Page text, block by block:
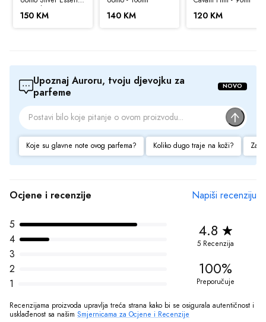
Sve cijene na ovom sajtu iskazane su u konvertibilnim markama (BAM).
Prodaja Parfema maksimalno koristi sve svoje resurse da Vam svi artikli na
navedene informacije i fotografije artikala na ovom sajtu u potpunosti
ispravne.
- 100ml
150 KM 140 KM 120 KM
Upoznaj Auroru, tvoju djevojku za
parfeme
NOVO
Koje su glavne note ovog parfema? Koliko dugo traje na koži? Za
Ocjene i recenzije Napiši recenziju
5
4
3
2
1
4.8
5 Recenzija
100%
Preporučuje
Recenzijama proizvoda upravlja treća strana kako bi se osigurala autentičnost i
usklađenost sa našim Smjernicama za Ocjene i Recenzije